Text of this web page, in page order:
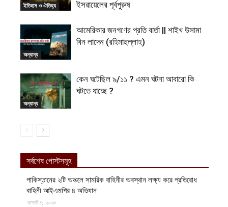
ইতিহাস ও ঐতিহ্য
ইসরায়েলের পূর্বপুরুষ
অন্যান্য
আমেরিকার জনগণের প্রতি বার্তা || শাইখ উসামা
বিন লাদেন (রহিমাহুল্লাহ)
অন্যান্য
কেন ঘটেছিল ৯/১১ ? এমন ঘটনা আবারো কি
ঘটতে যাচ্ছে ?
সর্বশেষ পোস্টসমূহ
পাকিস্তানের ২টি অঞ্চলে সামরিক বাহিনীর অবস্থান লক্ষ্য করে প্রতিরোধ
বাহিনী আইএমপির ৪ অভিযান
আগস্ট ৮, ২০২৬